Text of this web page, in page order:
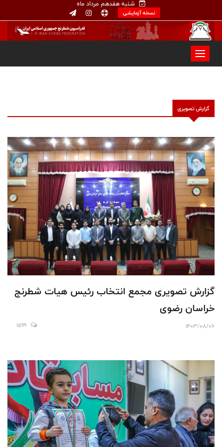
شنبه هفدهم مرداد ماه
نسخه آزمایشی
گزارش تصویری
گزارش تصویری مجمع انتخاب رئیس هیات شطرنج
خراسان رضوی
1403/08/06
1599